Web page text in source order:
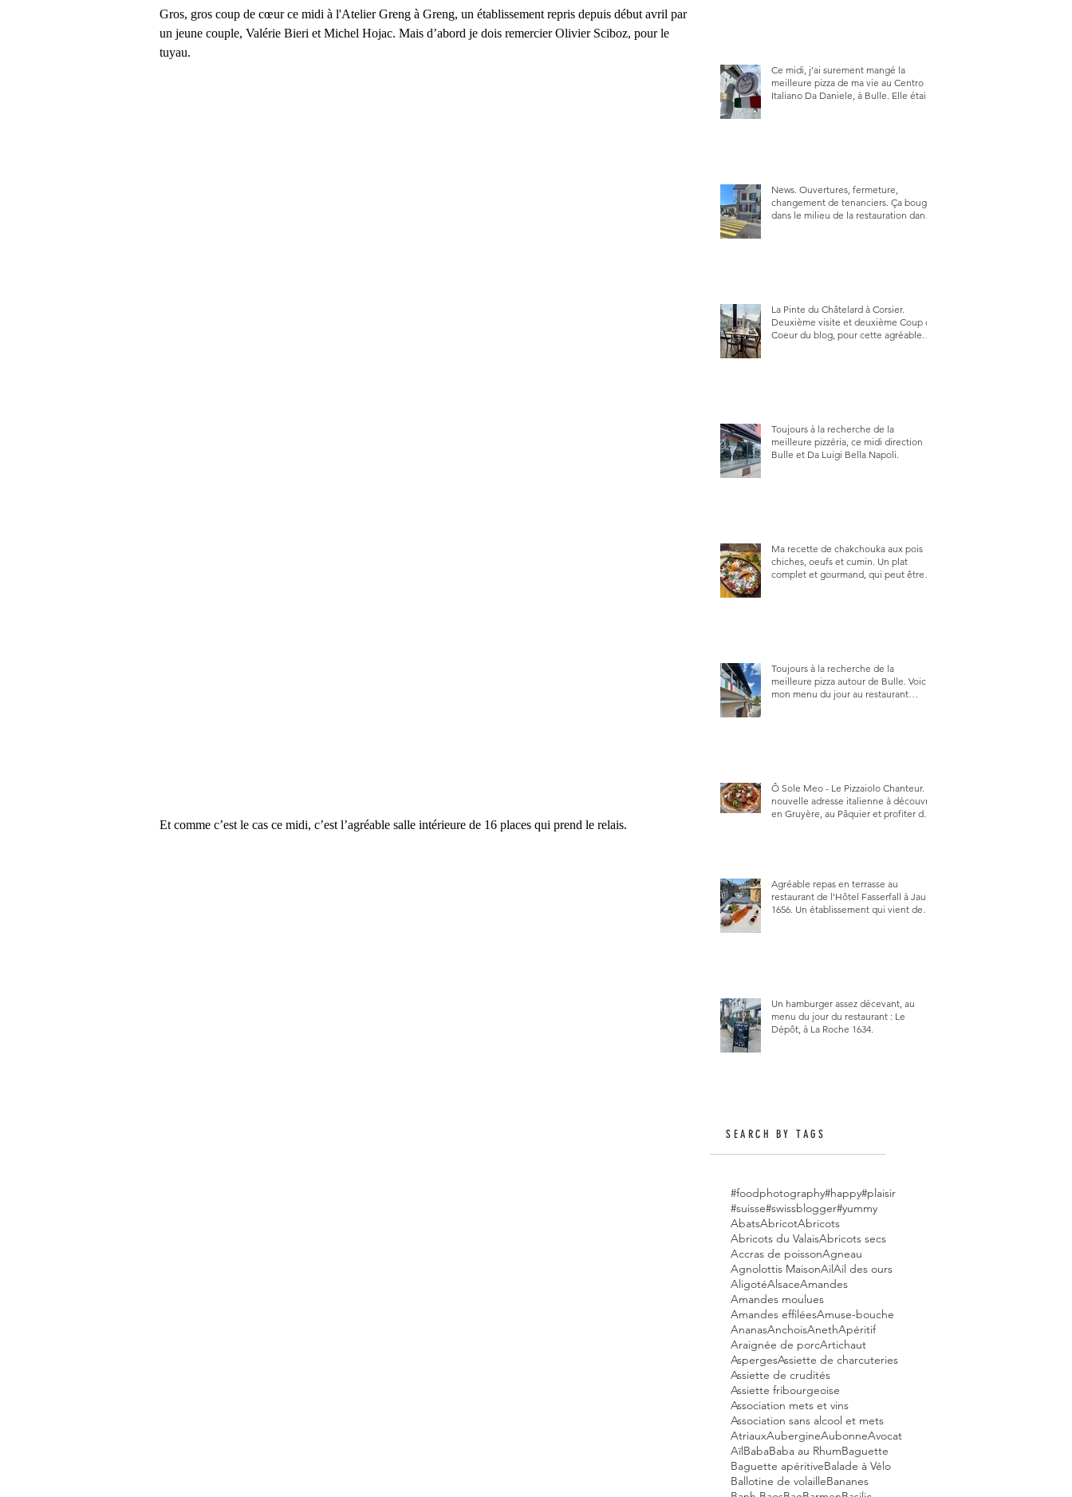
Gros, gros coup de cœur ce midi à l'Atelier Greng à Greng, un établissement repris depuis début avril par
un jeune couple, Valérie Bieri et Michel Hojac. Mais d’abord je dois remercier Olivier Sciboz, pour le
tuyau.
Et comme c’est le cas ce midi, c’est l’agréable salle intérieure de 16 places qui prend le relais.
Ce midi, j’ai surement mangé la
meilleure pizza de ma vie au Centro
Italiano Da Daniele, à Bulle. Elle était
News. Ouvertures, fermeture,
changement de tenanciers. Ça bouge
dans le milieu de la restauration dans
La Pinte du Châtelard à Corsier.
Deuxième visite et deuxième Coup de
Coeur du blog, pour cette agréable
Toujours à la recherche de la
meilleure pizzéria, ce midi direction
Bulle et Da Luigi Bella Napoli.
Ma recette de chakchouka aux pois
chiches, oeufs et cumin. Un plat
complet et gourmand, qui peut être
Toujours à la recherche de la
meilleure pizza autour de Bulle. Voici
mon menu du jour au restaurant
Ô Sole Meo - Le Pizzaiolo Chanteur. La
nouvelle adresse italienne à découvrir
en Gruyère, au Pâquier et profiter des
Agréable repas en terrasse au
restaurant de l'Hôtel Fasserfall à Jaun
1656. Un établissement qui vient de
Un hamburger assez décevant, au
menu du jour du restaurant : Le
Dépôt, à La Roche 1634.
SEARCH BY TAGS
#foodphotography#happy#plaisir
#suisse#swissblogger#yummy
AbatsAbricotAbricots
Abricots du ValaisAbricots secs
Accras de poissonAgneau
Agnolottis MaisonAilAil des ours
AligotéAlsaceAmandes
Amandes moulues
Amandes effiléesAmuse-bouche
AnanasAnchoisAnethApéritif
Araignée de porcArtichaut
AspergesAssiette de charcuteries
Assiette de crudités
Assiette fribourgeoise
Association mets et vins
Association sans alcool et mets
AtriauxAubergineAubonneAvocat
AïlBabaBaba au RhumBaguette
Baguette apéritiveBalade à Vélo
Ballotine de volailleBananes